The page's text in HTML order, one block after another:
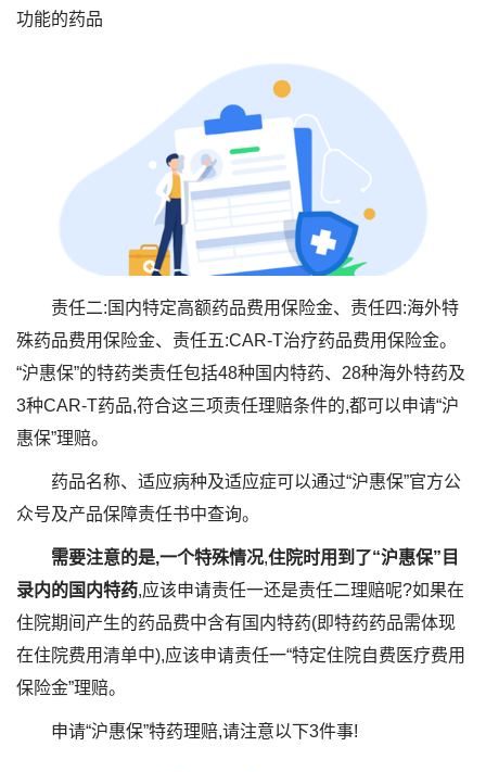
功能的药品
责任二:国内特定高额药品费用保险金、责任四:海外特
殊药品费用保险金、责任五:CAR-T治疗药品费用保险金。
“沪惠保”的特药类责任包括48种国内特药、28种海外特药及
3种CAR-T药品,符合这三项责任理赔条件的,都可以申请“沪
惠保”理赔。
药品名称、适应病种及适应症可以通过“沪惠保”官方公
众号及产品保障责任书中查询。
需要注意的是,一个特殊情况,住院时用到了“沪惠保”目
录内的国内特药,应该申请责任一还是责任二理赔呢?如果在
住院期间产生的药品费中含有国内特药(即特药药品需体现
在住院费用清单中),应该申请责任一“特定住院自费医疗费用
保险金”理赔。
申请“沪惠保”特药理赔,请注意以下3件事!